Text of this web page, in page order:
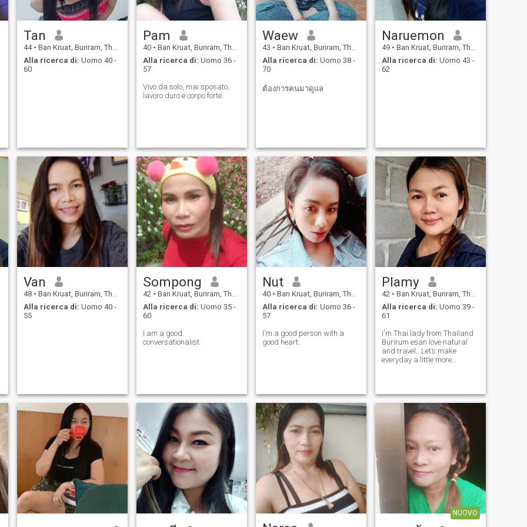
Tan
44 • Ban Kruat, Buriram, Thailandia
Alla ricerca di: Uomo 40 -
60
Pam
40 • Ban Kruat, Buriram, Thailandia
Alla ricerca di: Uomo 36 -
57
Vivo da solo, mai sposato,
lavoro duro e corpo forte.
Waew
43 • Ban Kruat, Buriram, Thailandia
Alla ricerca di: Uomo 38 -
70
ต้องการคนมาดูแล
Naruemon
49 • Ban Kruat, Buriram, Thailandia
Alla ricerca di: Uomo 43 -
62
Van
48 • Ban Kruat, Buriram, Thailandia
Alla ricerca di: Uomo 40 -
55
Sompong
42 • Ban Kruat, Buriram, Thailandia
Alla ricerca di: Uomo 35 -
60
I am a good
conversationalist
Nut
40 • Ban Kruat, Buriram, Thailandia
Alla ricerca di: Uomo 36 -
57
I'm a good person with a
good heart.
Plamy
42 • Ban Kruat, Buriram, Thailandia
Alla ricerca di: Uomo 39 -
61
I'm Thai lady from Thailand
Burirum esan love natural
and travel...Let’s make
everyday a little more
NUOVO